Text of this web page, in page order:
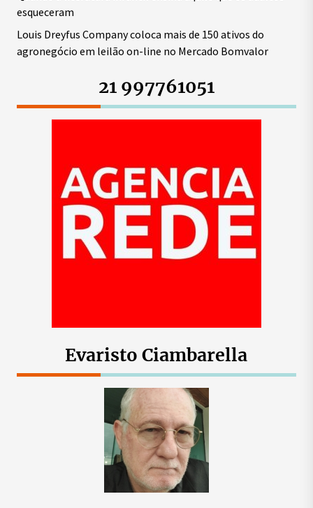
esqueceram
Louis Dreyfus Company coloca mais de 150 ativos do
agronegócio em leilão on-line no Mercado Bomvalor
21 997761051
Evaristo Ciambarella